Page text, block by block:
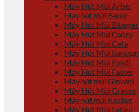
Máy Hút Mùi Arber
Máy hút mùi Bauer
Máy Hút Mùi Blueger
Máy Hút Mùi Canzy
Máy Hút Mùi Cata
Máy Hút Mùi Eurosun
Máy Hút Mùi Fandi
Máy Hút Mùi Faster
Máy hút mùi Giovani
Máy Hút Mùi Grasso
Máy hút mùi Kocher
Máy Hút Mùi Latino